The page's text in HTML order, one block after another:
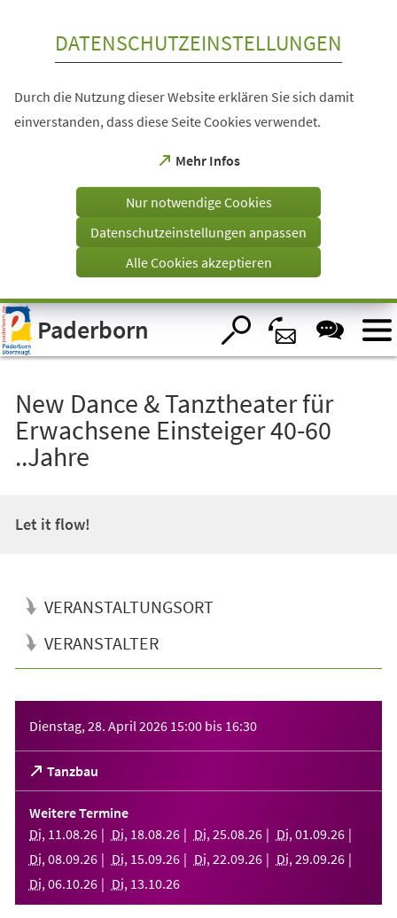
Visuelle
Assistenzsoftware
öffnen.
DATENSCHUTZEINSTELLUNGEN
Durch die Nutzung dieser Website erklären Sie sich damit
einverstanden, dass diese Seite Cookies verwendet.
Mehr Infos
(Öffnet
einem
Tab)
Nur notwendige Cookies
Datenschutzeinstellungen anpassen
Alle Cookies akzeptieren
Paderborn
New Dance & Tanztheater für
Erwachsene Einsteiger 40-60
..Jahre
Let it flow!
VERANSTALTUNGSORT
VERANSTALTER
Dienstag, 28. April 2026 15:00 bis 16:30
Tanzbau
(Öffnet
in
einem
neuen
Tab)
Weitere Termine
Di, 11 .08.26 Di, 18.08.26 Di, 25.08.26 Di, 01 .09.26
Di, 08.09.26 Di, 15.09.26 Di, 22.09.26 Di, 29.09.26
Di, 06.10.26 Di, 13.10.26